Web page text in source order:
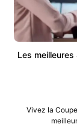
Les
Vivez la